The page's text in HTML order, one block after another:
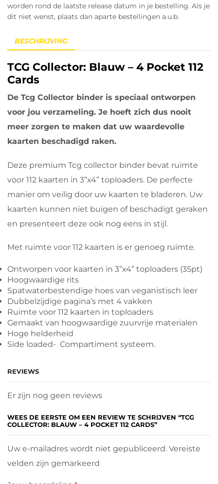
worden rond de laatste release datum in je bestelling. Als je
dit niet wenst, plaats dan aparte bestellingen a.u.b.
BESCHRIJVING
TCG Collector: Blauw – 4 Pocket 112
Cards
De Tcg Collector binder is speciaal ontworpen
voor jou verzameling. Je hoeft zich dus nooit
meer zorgen te maken dat uw waardevolle
kaarten beschadigd raken.
Deze premium Tcg collector binder bevat ruimte
voor 112 kaarten in 3”x4” toploaders. De perfecte
manier om veilig door uw kaarten te bladeren. Uw
kaarten kunnen niet buigen of beschadigt geraken
en presenteert deze ook nog eens in stijl.
Met ruimte voor 112 kaarten is er genoeg ruimte.
Ontworpen voor kaarten in 3”x4” toploaders (35pt)
Hoogwaardige rits
Spatwaterbestendige hoes van veganistisch leer
Dubbelzijdige pagina’s met 4 vakken
Ruimte voor 112 kaarten in toploaders
Gemaakt van hoogwaardige zuurvrije materialen
Hoge helderheid
Side loaded- Compartiment systeem.
REVIEWS
Er zijn nog geen reviews
WEES DE EERSTE OM EEN REVIEW TE SCHRIJVEN “TCG
COLLECTOR: BLAUW – 4 POCKET 112 CARDS”
Uw e-mailadres wordt niet gepubliceerd. Vereiste
velden zijn gemarkeerd